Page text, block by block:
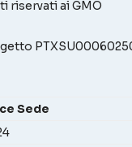
riservati ai GMO
Sede